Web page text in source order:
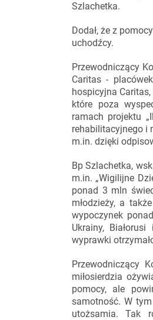
Szlachetka.
Dodał, że z
uchodźcy.
Przewodniczący
Caritas -
hospicyjna
które poza
ramach projektu
rehabilitacyjnego i
m.in. dzięki
Bp Szlachetka,
m.in. „Wigilijne
ponad 3 mln
młodzieży, a
wypoczynek
Ukrainy,
wyprawki
Przewodniczący
miłosierdzia
pomocy, ale
samotność. W
utożsamia. Tak